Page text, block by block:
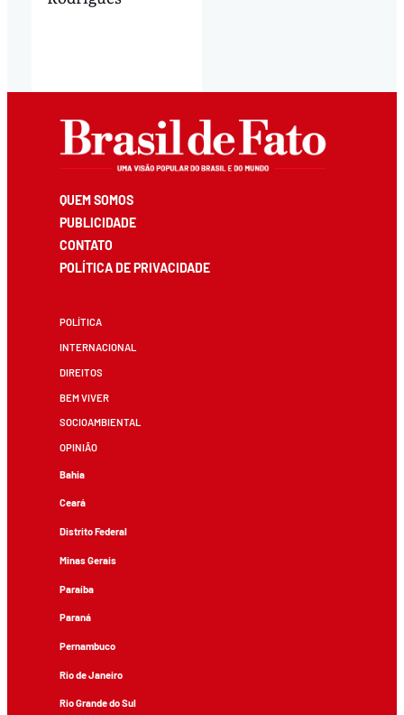
QUEM SOMOS
PUBLICIDADE
CONTATO
POLÍTICA DE PRIVACIDADE
POLÍTICA
INTERNACIONAL
DIREITOS
BEM VIVER
SOCIOAMBIENTAL
OPINIÃO
Bahia
Ceará
Distrito Federal
Minas Gerais
Paraíba
Paraná
Pernambuco
Rio de Janeiro
Rio Grande do Sul